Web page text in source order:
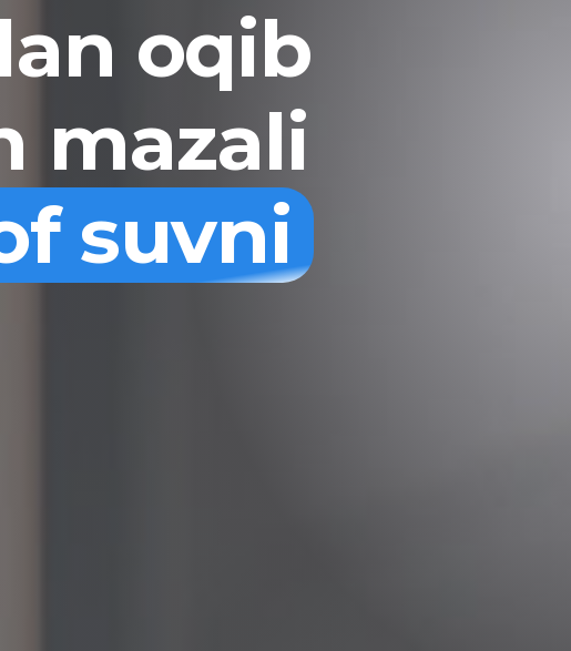
oqib
mazali
suvni